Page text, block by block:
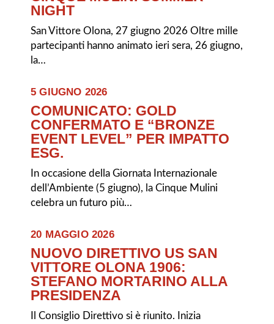
NIGHT
San Vittore Olona, 27 giugno 2026 Oltre mille
partecipanti hanno animato ieri sera, 26 giugno,
la…
5 GIUGNO 2026
COMUNICATO: GOLD
CONFERMATO E “BRONZE
EVENT LEVEL” PER IMPATTO
ESG.
In occasione della Giornata Internazionale
dell’Ambiente (5 giugno), la Cinque Mulini
celebra un futuro più…
20 MAGGIO 2026
NUOVO DIRETTIVO US SAN
VITTORE OLONA 1906:
STEFANO MORTARINO ALLA
PRESIDENZA
Il Consiglio Direttivo si è riunito. Inizia